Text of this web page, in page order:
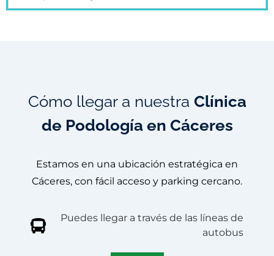
Cómo llegar a nuestra Clínica
de Podología en Cáceres
Estamos en una ubicación estratégica en
Cáceres, con fácil acceso y parking cercano.
Puedes llegar a través de las líneas de
autobus